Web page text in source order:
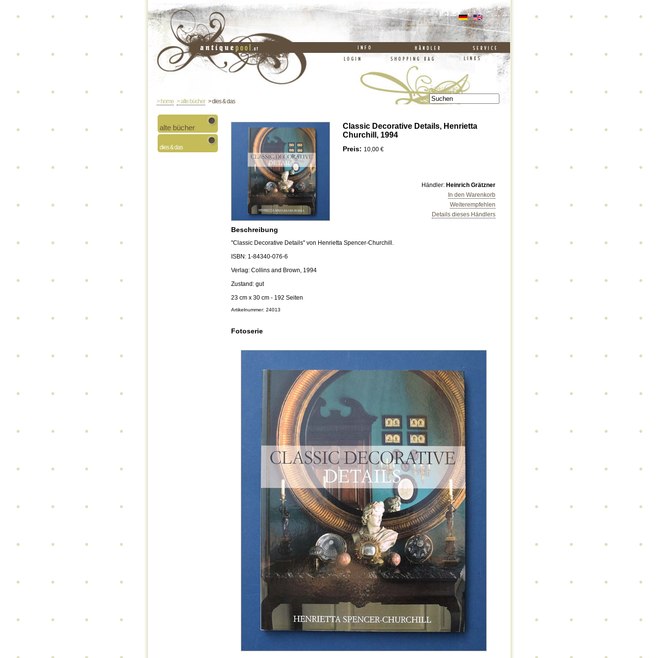
> home > alte bücher> dies & das
alte bücher
dies & das
Classic Decorative Details, Henrietta
Churchill, 1994
Preis: 10,00 €
Weiterempfehlen
In den Warenkorb
Händler: Heinrich Grätzner
Details dieses Händlers
Beschreibung
"Classic Decorative Details" von Henrietta Spencer-Churchill.
ISBN: 1-84340-076-6
Verlag: Collins and Brown, 1994
Zustand: gut
23 cm x 30 cm - 192 Seiten
Artikelnummer: 24013
Fotoserie